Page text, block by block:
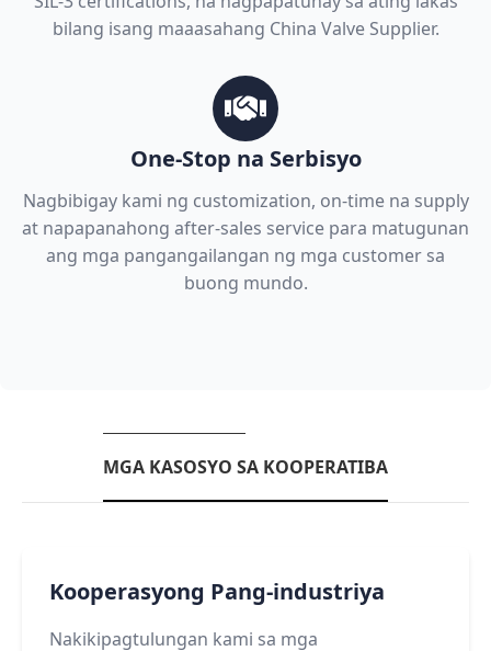
bilang isang maaasahang China Valve Supplier.
One-Stop na Serbisyo
Nagbibigay kami ng customization, on-time na supply
at napapanahong after-sales service para matugunan
ang mga pangangailangan ng mga customer sa
buong mundo.
MGA KASOSYO SA KOOPERATIBA
Kooperasyong Pang-industriya
Nakikipagtulungan kami sa mga